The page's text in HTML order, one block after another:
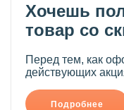
Хочешь
товар со
Перед тем, как
действующих
Подробнее